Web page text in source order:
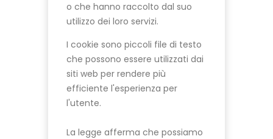
o che hanno raccolto dal suo
utilizzo dei loro servizi.
I cookie sono piccoli file di testo
che possono essere utilizzati dai
siti web per rendere più
efficiente l'esperienza per
l'utente.
La legge afferma che possiamo